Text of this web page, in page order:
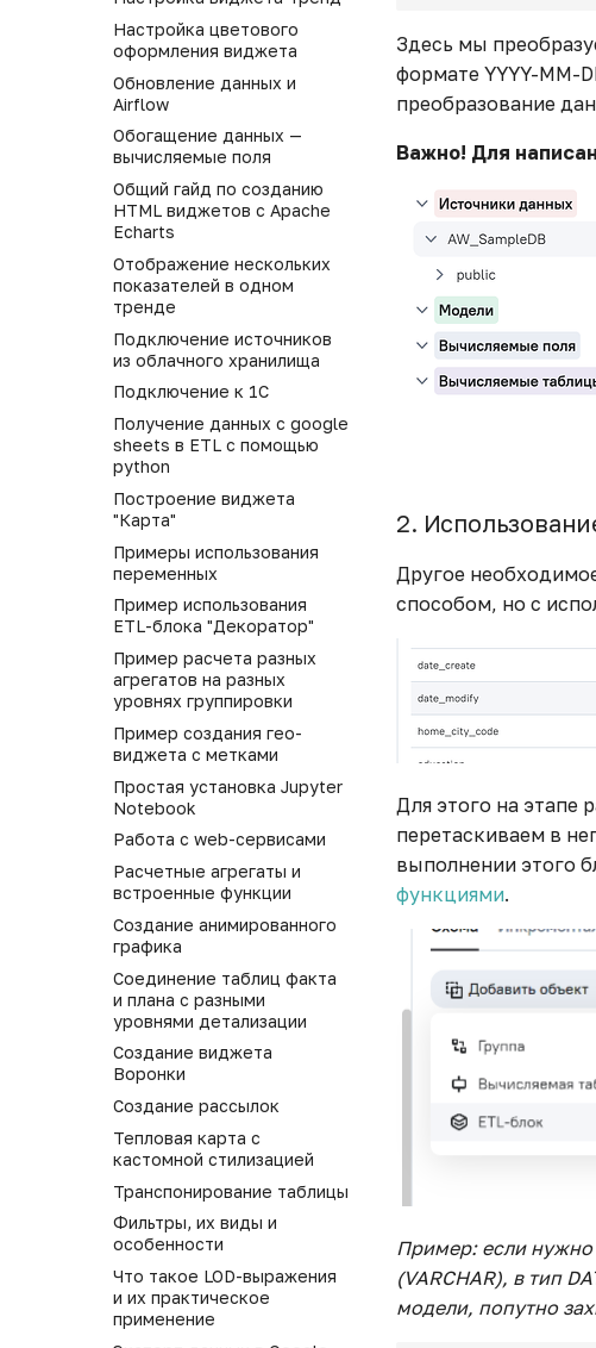
Настройка цветового
оформления виджета
Обновление данных и
Airflow
Обогащение данных —
вычисляемые поля
Общий гайд по созданию
HTML виджетов с Apache
Echarts
Отображение нескольких
показателей в одном
тренде
Подключение источников
из облачного хранилища
Подключение к 1С
Получение данных с google
sheets в ETL с помощью
python
Построение виджета
"Карта"
Примеры использования
переменных
Пример использования
ETL-блока "Декоратор"
Пример расчета разных
агрегатов на разных
уровнях группировки
Пример создания гео-
виджета с метками
Простая установка Jupyter
Notebook
Работа с web-сервисами
Расчетные агрегаты и
встроенные функции
Создание анимированного
графика
Соединение таблиц факта
и плана с разными
уровнями детализации
Создание виджета
Воронки
Создание рассылок
Тепловая карта с
кастомной стилизацией
Транспонирование таблицы
Фильтры, их виды и
особенности
Что такое LOD-выражения
и их практическое
применение
Здесь мы
формате YYYY-MM-
преобразование
Важно! Для
2.
Другое
способом, но с
Для этого на этапе
перетаскиваем в
выполнении этого
функциями.
Пример: если нужно
(VARCHAR), в тип
модели, попутно